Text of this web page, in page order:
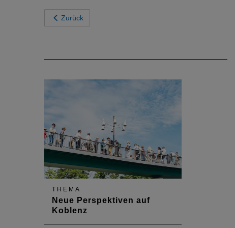
Zurück
THEMA
Neue Perspektiven auf
Koblenz